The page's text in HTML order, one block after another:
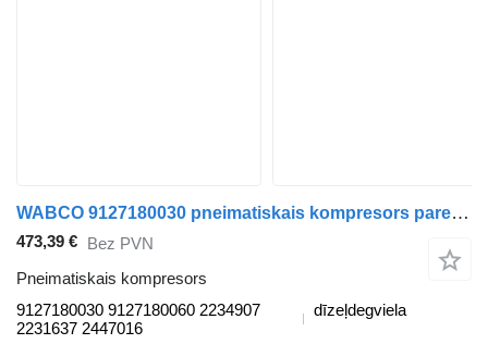
WABCO 9127180030 pneimatiskais kompresors paredzēts DAF XF106 (2014-) vilcēja
473,39 € Bez PVN
Pneimatiskais kompresors
9127180030 9127180060 2234907
2231637 2447016
dīzeļdegviela